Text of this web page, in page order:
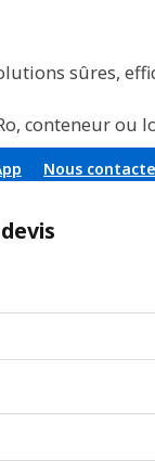
sûres,
conteneur
Nous